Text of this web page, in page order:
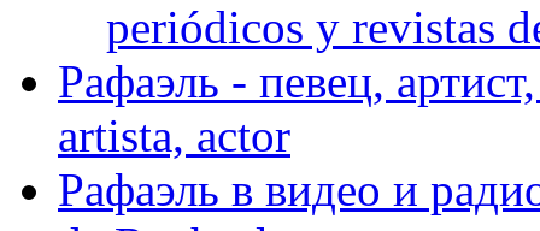
periódicos y revistas
Рафаэль - певец,
artista, actor
Рафаэль в видео и